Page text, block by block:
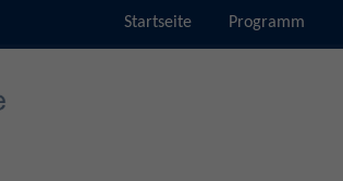
Startseite Programm